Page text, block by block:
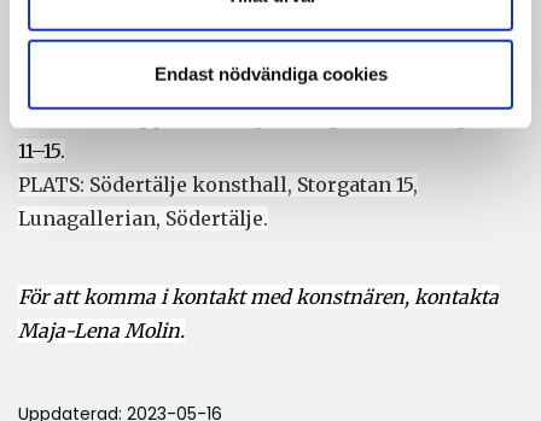
Endast nödvändiga cookies
TID: Utställningen pågår 23 september till den 4
november.Öppet: onsdag–fredag 12–18, lördag
11–15.
PLATS: Södertälje konsthall, Storgatan 15,
Lunagallerian, Södertälje.
För att komma i kontakt med konstnären, kontakta
Maja-Lena Molin.
Uppdaterad: 2023-05-16